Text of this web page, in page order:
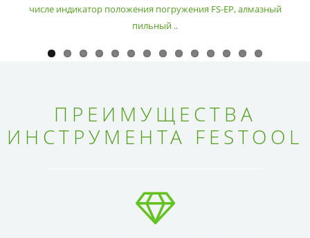
числе индикатор положения погружения FS-EP, алмазный
пильный ..
ПРЕИМУЩЕСТВА
ИНСТРУМЕНТА FESTOOL